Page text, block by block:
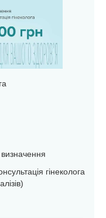
гінеколога